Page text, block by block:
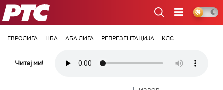
РТС
ЕВРОЛИГА НБА АБА ЛИГА РЕПРЕЗЕНТАЦИЈА КЛС
Читај ми!